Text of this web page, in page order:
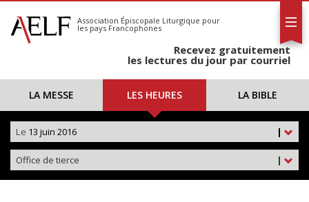
S'abonner
Calendrier
Association Épiscopale Liturgique pour
les pays Francophones
Recevez gratuitement
les lectures du jour par courriel
LA MESSE LES HEURES LA BIBLE
|
Le 13 juin 2016
|
Office de tierce